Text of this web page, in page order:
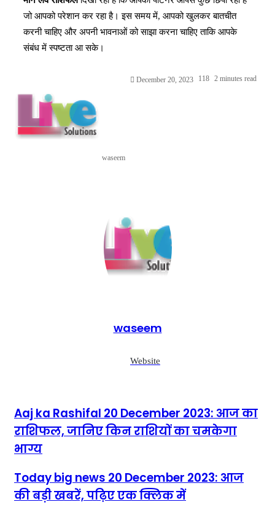
जो आपको परेशान कर रहा है। इस समय में, आपको खुलकर बातचीत
करनी चाहिए और अपनी भावनाओं को साझा करना चाहिए ताकि आपके
संबंध में स्पष्टता आ सके।
waseem
December 20, 2023 118 2 minutes read
waseem
Website
Aaj ka Rashifal 20 December 2023: आज का
राशिफल, जानिए किन राशियों का चमकेगा
भाग्य
Today big news 20 December 2023: आज
की बड़ी खबरें, पढ़िए एक क्लिक में